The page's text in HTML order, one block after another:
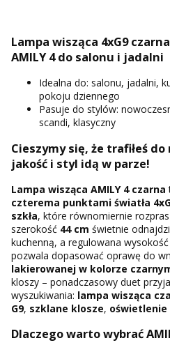
Lampa wisząca 4xG9
AMILY 4 do salonu i jadalni
Idealna do: salonu, jadalni,
pokoju dziennego
Pasuje do stylów:
scandi, klasyczny
Cieszymy się, że trafiłeś
jakość i styl idą w parze!
Lampa wisząca AMILY 4 czarna
czterema punktami światła
szkła, które równomiernie
szerokość 44 cm świetnie
kuchenną, a regulowana
pozwala dopasować oprawę do
lakierowanej w kolorze
kloszy – ponadczasowy duet
wyszukiwania: lampa wisząca
G9, szklane klosze, oświetlenie
Dlaczego warto wybrać